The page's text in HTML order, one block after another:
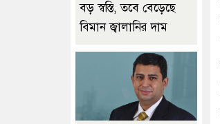
বড় স্বস্তি, তবে বেড়েছে
বিমান জ্বালানির দাম